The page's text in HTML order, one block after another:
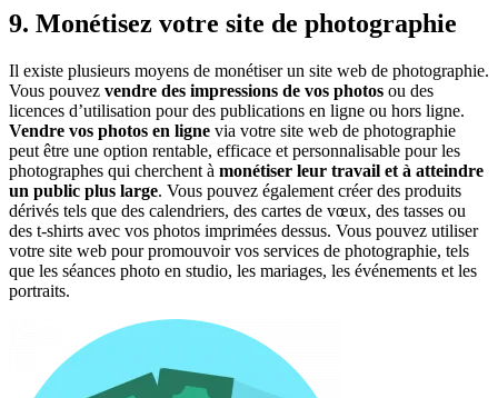
9. Monétisez votre site de photographie
Il existe plusieurs moyens de monétiser un site web de photographie.
Vous pouvez vendre des impressions de vos photos ou des
licences d’utilisation pour des publications en ligne ou hors ligne.
Vendre vos photos en ligne via votre site web de photographie
peut être une option rentable, efficace et personnalisable pour les
photographes qui cherchent à monétiser leur travail et à atteindre
un public plus large. Vous pouvez également créer des produits
dérivés tels que des calendriers, des cartes de vœux, des tasses ou
des t-shirts avec vos photos imprimées dessus. Vous pouvez utiliser
votre site web pour promouvoir vos services de photographie, tels
que les séances photo en studio, les mariages, les événements et les
portraits.